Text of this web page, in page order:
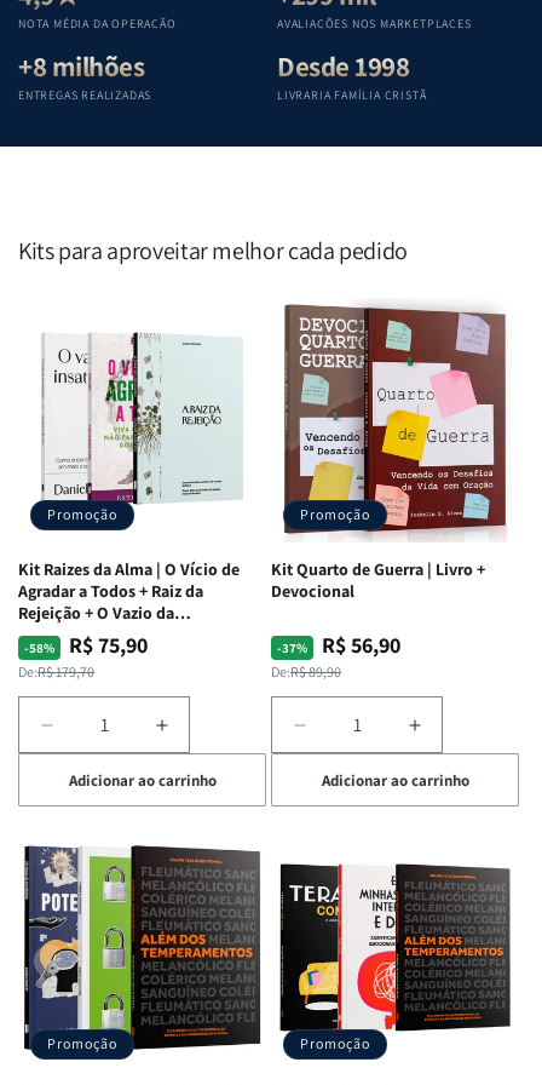
Penkal
Penkal
Penkal
NOTA MÉDIA DA OPERAÇÃO AVALIAÇÕES NOS MARKETPLACES
+8 milhões
ENTREGAS REALIZADAS
Desde 1998
LIVRARIA FAMÍLIA CRISTÃ
Kits para aproveitar melhor cada pedido
Promoção
Kit Raizes da Alma | O Vício de
Agradar a Todos + Raiz da
Rejeição + O Vazio da
Insatisfação.
-58%
Preço
normal
De:R$ 179,70
Preço
promocional
R$ 75,90
Diminuir
a
quantidade
de
Raizes
da
Alma
|
O
Vício
Agradar
a
Aumentar
a
quantidade
de
Raizes
da
Alma
|
O
Vício
de
Agradar
Adicionar ao carrinho
Promoção
Kit Quarto de Guerra | Livro +
Devocional
-37%
Preço
normal
De:R$ 89,90
Preço
promocional
R$ 56,90
Diminuir
a
quantidade
de
Quarto
de
Guerra
Livro
+
Devocional
Aumentar
a
quantidade
de
Quarto
de
Guerra
|
Livro
+
Devocional
Adicionar ao carrinho
Promoção Promoção